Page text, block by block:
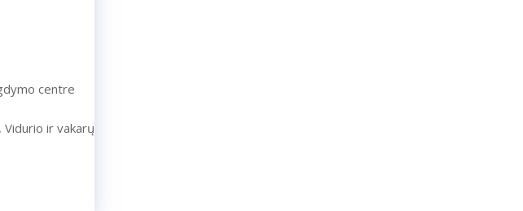
centre
ir vakarų